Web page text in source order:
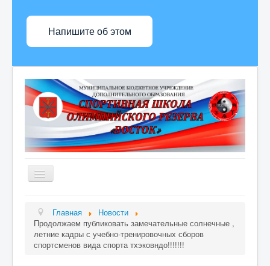
Напишите об этом
Сведения об образовательной организации
О школе
Главная
Новости
Продолжаем публиковать замечательные солнечные ,
летние кадры с учебно-тренировочных сборов
спортсменов вида спорта тхэковндо!!!!!!!